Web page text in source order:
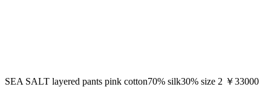
SEA SALT layered pants pink cotton70% silk30% size 2 ￥33000